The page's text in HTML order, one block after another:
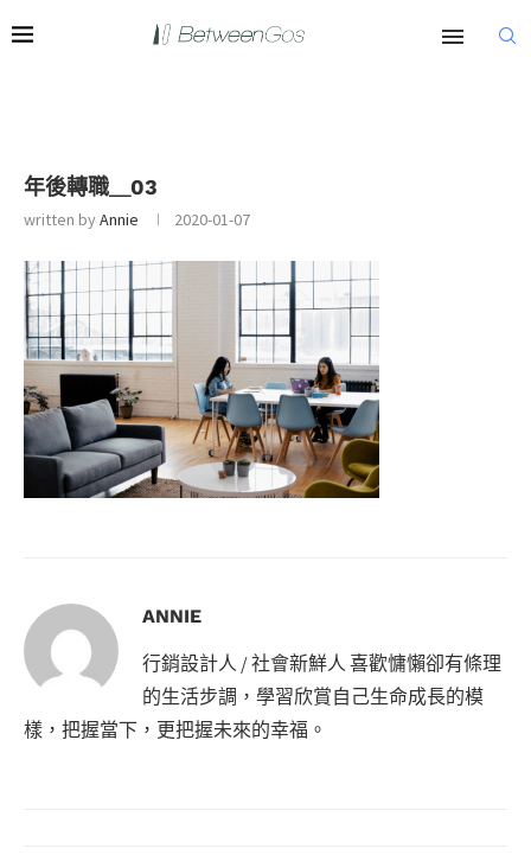
年後轉職＿03
written byAnnie 2020-01-07
ANNIE
行銷設計人 / 社會新鮮人 喜歡慵懶卻有條理
的生活步調，學習欣賞自己生命成長的模
樣，把握當下，更把握未來的幸福。